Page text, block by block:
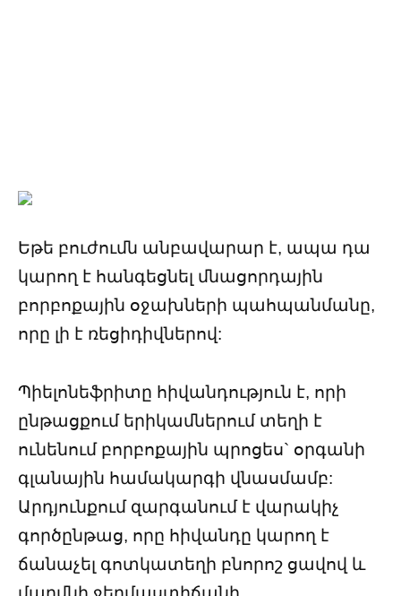
Եթե ​​բուժումն անբավարար է, ապա դա
կարող է հանգեցնել մնացորդային
բորբոքային օջախների պահպանմանը,
որը լի է ռեցիդիվներով:
Պիելոնեֆրիտը հիվանդություն է, որի
ընթացքում երիկամներում տեղի է
ունենում բորբոքային պրոցես` օրգանի
գլանային համակարգի վնասմամբ:
Արդյունքում զարգանում է վարակիչ
գործընթաց, որը հիվանդը կարող է
ճանաչել գոտկատեղի բնորոշ ցավով և